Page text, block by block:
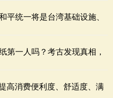
统一将是台湾基础设施、
第一人吗？考古发现真相，
高消费便利度、舒适度、满